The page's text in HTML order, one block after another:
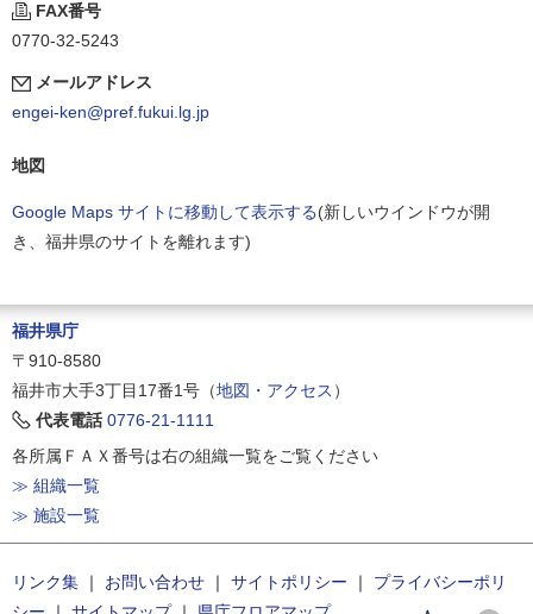
FAX番号
0770-32-5243
メールアドレス
engei-ken@pref.fukui.lg.jp
地図
Google Maps サイトに移動して表示する(新しいウインドウが開
き、福井県のサイトを離れます)
福井県庁
〒910-8580
福井市大手3丁目17番1号（地図・アクセス ）
代表電話 0776-21-1111
各所属ＦＡＸ番号は右の組織一覧をご覧ください
≫ 組織一覧
≫ 施設一覧
リンク集 ｜ お問い合わせ ｜ サイトポリシー ｜
プライバシーポリ